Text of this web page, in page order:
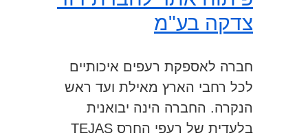
צדקה בע"מ
חברה לאספקת רעפים איכותיים
לכל רחבי הארץ מאילת ועד ראש
הנקרה. החברה הינה יבואנית
בלעדית של רעפי החרס TEJAS